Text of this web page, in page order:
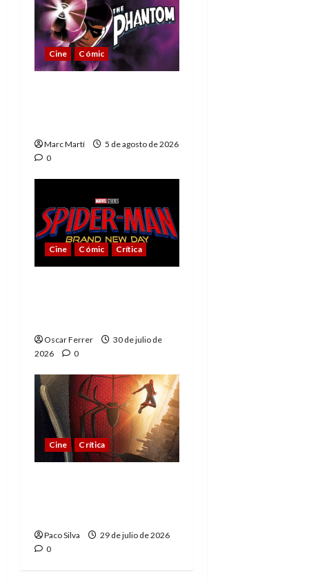
Cine Cómic
Marc Martí
5 de agosto de 2026
0
Cine Cómic Crítica
Oscar Ferrer
30 de julio de
2026
0
Cine Crítica
Paco Silva
29 de julio de 2026
0